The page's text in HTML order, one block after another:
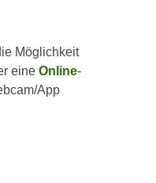
Möglichkeit
eine Online-
App